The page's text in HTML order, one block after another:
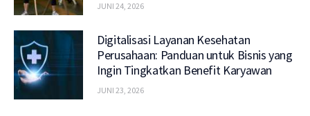
JUNI 24, 2026
Digitalisasi Layanan Kesehatan
Perusahaan: Panduan untuk Bisnis yang
Ingin Tingkatkan Benefit Karyawan
JUNI 23, 2026